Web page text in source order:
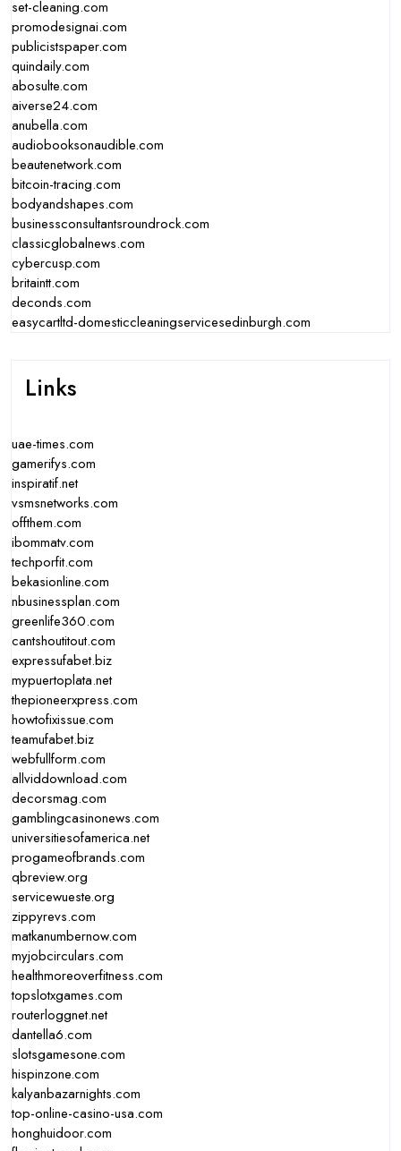
set-cleaning.com
promodesignai.com
publicistspaper.com
quindaily.com
abosulte.com
aiverse24.com
anubella.com
audiobooksonaudible.com
beautenetwork.com
bitcoin-tracing.com
bodyandshapes.com
businessconsultantsroundrock.com
classicglobalnews.com
cybercusp.com
britaintt.com
deconds.com
easycartltd-domesticcleaningservicesedinburgh.com
Links
uae-times.com
gamerifys.com
inspiratif.net
vsmsnetworks.com
offthem.com
ibommatv.com
techporfit.com
bekasionline.com
nbusinessplan.com
greenlife360.com
cantshoutitout.com
expressufabet.biz
mypuertoplata.net
thepioneerxpress.com
howtofixissue.com
teamufabet.biz
webfullform.com
allviddownload.com
decorsmag.com
gamblingcasinonews.com
universitiesofamerica.net
progameofbrands.com
qbreview.org
servicewueste.org
zippyrevs.com
matkanumbernow.com
myjobcirculars.com
healthmoreoverfitness.com
topslotxgames.com
routerloggnet.net
dantella6.com
slotsgamesone.com
hispinzone.com
kalyanbazarnights.com
top-online-casino-usa.com
honghuidoor.com